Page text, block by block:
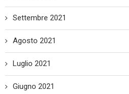
Settembre 2021
Agosto 2021
Luglio 2021
Giugno 2021